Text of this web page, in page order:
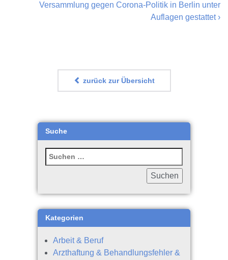
Versammlung gegen Corona-Politik in Berlin unter
Auflagen gestattet›
zurück zur Übersicht
Suche
Kategorien
Arbeit & Beruf
Arzthaftung & Behandlungsfehler &